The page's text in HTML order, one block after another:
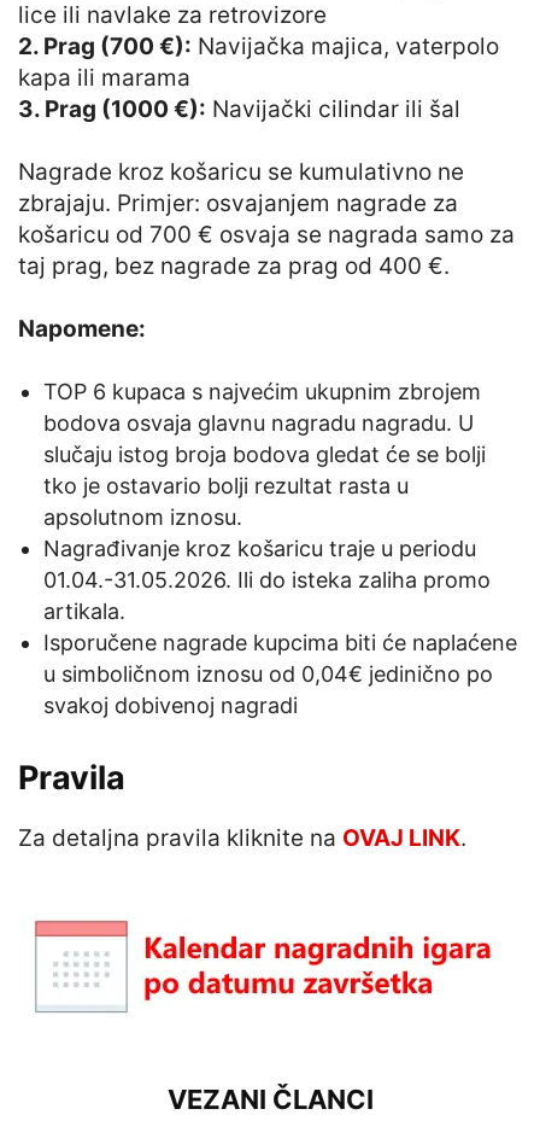
lice ili navlake za retrovizore
2. Prag (700 €): Navijačka majica, vaterpolo
kapa ili marama
3. Prag (1000 €): Navijački cilindar ili šal
Nagrade kroz košaricu se kumulativno ne
zbrajaju. Primjer: osvajanjem nagrade za
košaricu od 700 € osvaja se nagrada samo za
taj prag, bez nagrade za prag od 400 €.
Napomene:
TOP 6 kupaca s najvećim ukupnim zbrojem
bodova osvaja glavnu nagradu nagradu. U
slučaju istog broja bodova gledat će se bolji
tko je ostavario bolji rezultat rasta u
apsolutnom iznosu.
Nagrađivanje kroz košaricu traje u periodu
01.04.-31.05.2026. Ili do isteka zaliha promo
artikala.
Isporučene nagrade kupcima biti će naplaćene
u simboličnom iznosu od 0,04€ jedinično po
svakoj dobivenoj nagradi
Pravila
Za detaljna pravila kliknite na OVAJ LINK.
VEZANI ČLANCI